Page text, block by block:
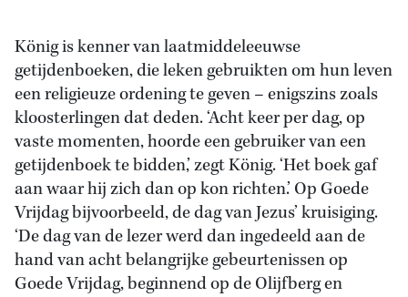
König is kenner van laatmiddeleeuwse
getijdenboeken, die leken gebruikten om hun leven
een religieuze ordening te geven – enigszins zoals
kloosterlingen dat deden. ‘Acht keer per dag, op
vaste momenten, hoorde een gebruiker van een
getijdenboek te bidden,’ zegt König. ‘Het boek gaf
aan waar hij zich dan op kon richten.’ Op Goede
Vrijdag bijvoorbeeld, de dag van Jezus’ kruisiging.
‘De dag van de lezer werd dan ingedeeld aan de
hand van acht belangrijke gebeurtenissen op
Goede Vrijdag, beginnend op de Olijfberg en